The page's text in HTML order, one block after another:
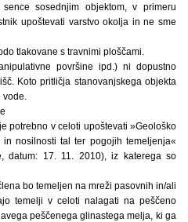
sosednjim objektom, v primeru
upoštevati varstvo okolja in ne sme
tlakovane s travnimi ploščami.
površine ipd.) ni dopustno
Koto pritličja stanovanjskega objekta
potrebno v celoti upoštevati »Geološko
nosilnosti tal ter pogojih temeljenja«
datum: 17. 11. 2010), iz katerega so
bo temeljen na mreži pasovnih in/ali
temelji v celoti nalagati na peščeno
peščenega glinastega melja, ki ga